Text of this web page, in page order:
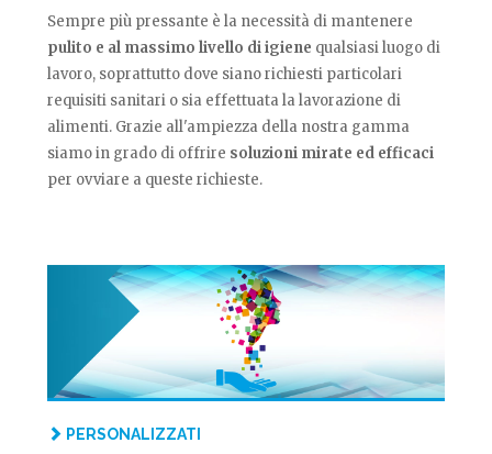
Sempre più pressante è la necessità di mantenere
pulito e al massimo livello di igiene qualsiasi luogo di
lavoro, soprattutto dove siano richiesti particolari
requisiti sanitari o sia effettuata la lavorazione di
alimenti. Grazie all'ampiezza della nostra gamma
siamo in grado di offrire soluzioni mirate ed efficaci
per ovviare a queste richieste.
PERSONALIZZATI